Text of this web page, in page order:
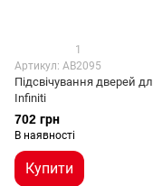
1
Артикул: AB2095
Підсвічування дверей
Infiniti
702 грн
В наявності
Купити